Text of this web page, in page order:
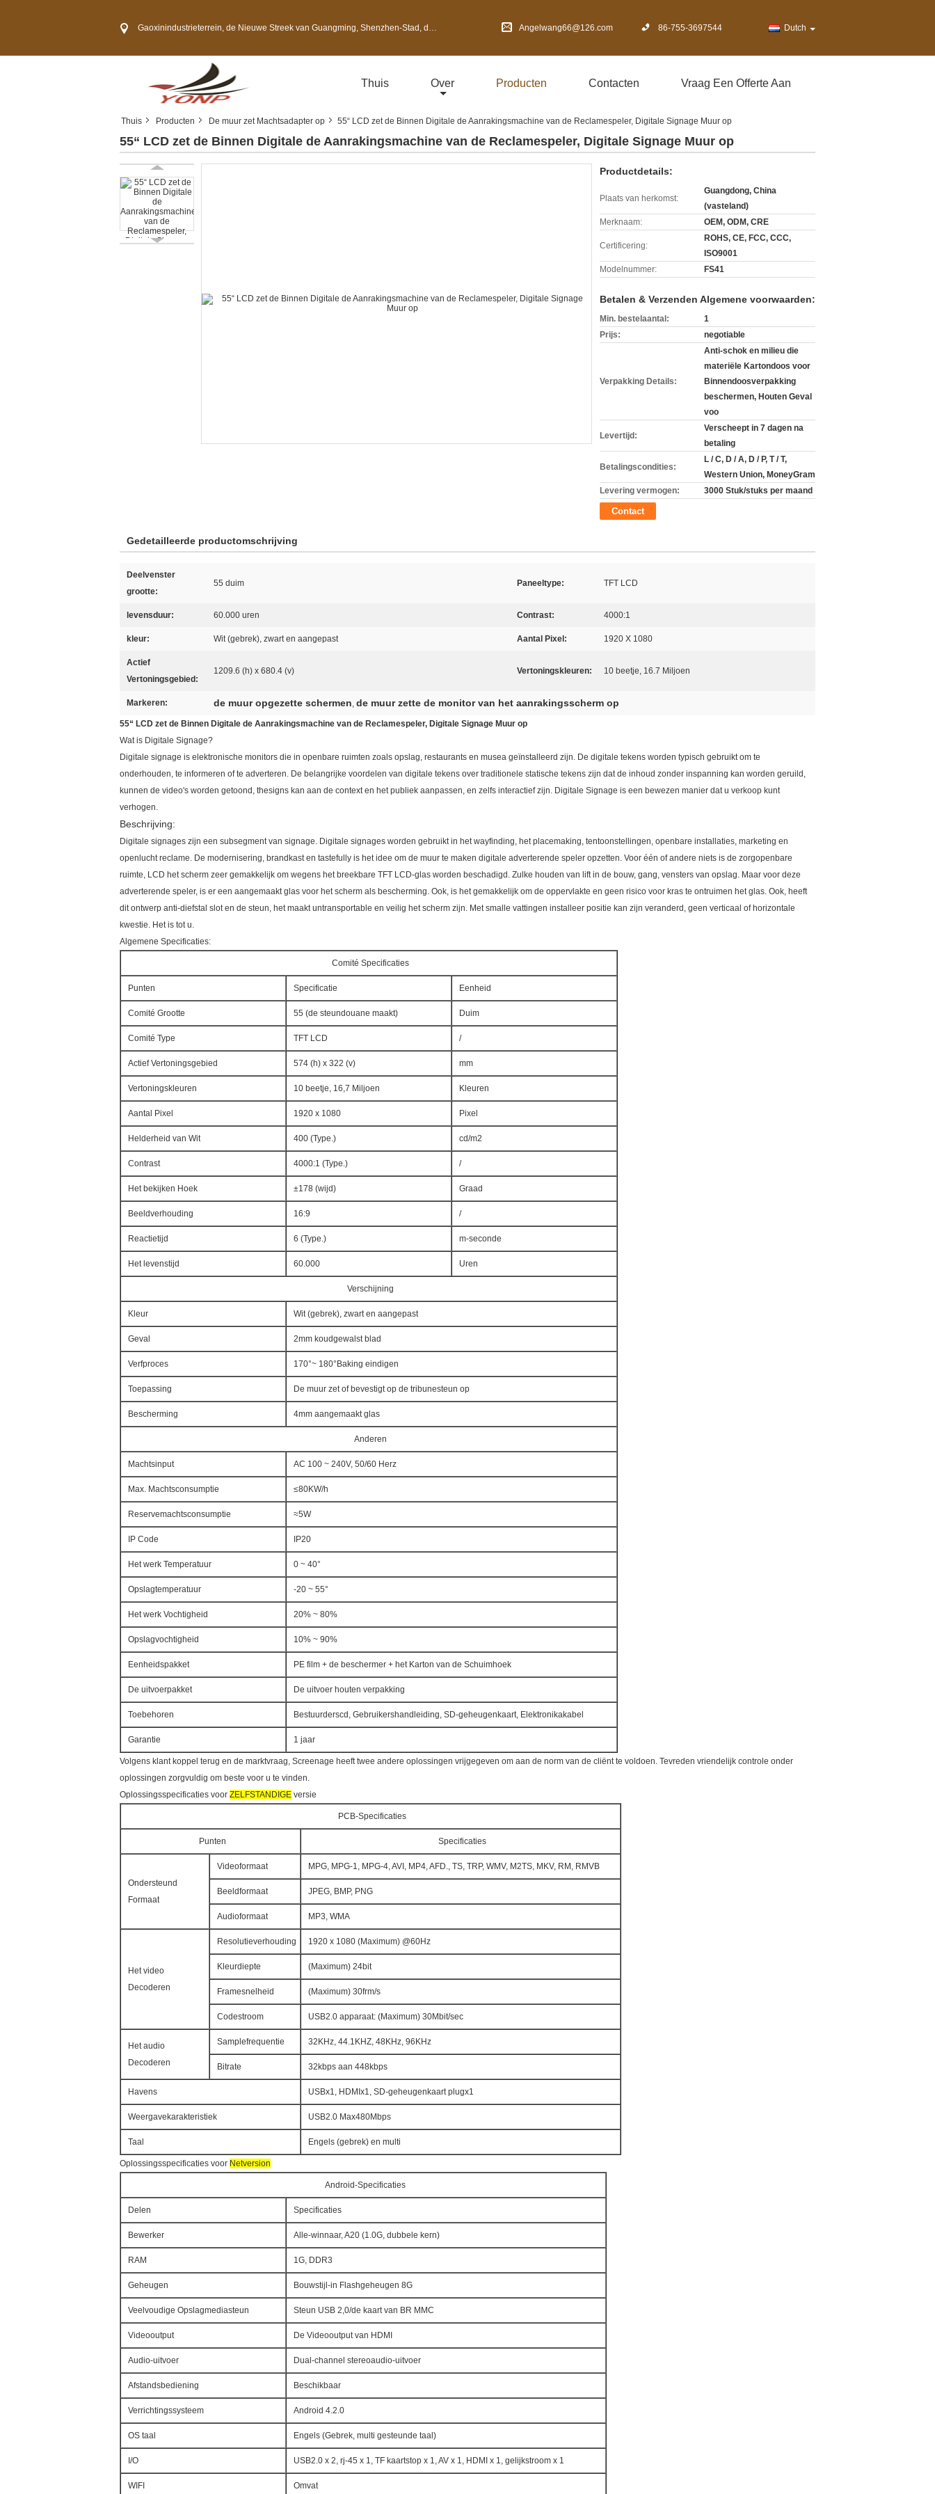
Gaoxinindustrieterrein, de Nieuwe Streek van Guangming, Shenzhen-Stad, de Provincie van Guangdong, China Angelwang66@126.com 86-755-3697544 Dutch
Thuis Over Producten Contacten Vraag Een Offerte Aan
Thuis Producten De muur zet Machtsadapter op 55“ LCD zet de Binnen Digitale de Aanrakingsmachine van de Reclamespeler, Digitale Signage Muur op
55“ LCD zet de Binnen Digitale de Aanrakingsmachine van de Reclamespeler, Digitale Signage Muur op
Productdetails:
Plaats van herkomst:
Guangdong, China
(vasteland)
Merknaam:
OEM, ODM, CRE
Certificering:
ROHS, CE, FCC, CCC,
ISO9001
Modelnummer:
FS41
Betalen & Verzenden Algemene voorwaarden:
Min. bestelaantal:
1
Prijs:
negotiable
Verpakking Details:
Anti-schok en milieu die
materiële Kartondoos voor
Binnendoosverpakking
beschermen, Houten Geval
voo
Levertijd:
Verscheept in 7 dagen na
betaling
Betalingscondities:
L / C, D / A, D / P, T / T,
Western Union, MoneyGram
Levering vermogen:
3000 Stuk/stuks per maand
Contact
Gedetailleerde productomschrijving
Deelvenster
grootte:
55 duim Paneeltype: TFT LCD
levensduur: 60.000 uren Contrast: 4000:1
kleur: Wit (gebrek), zwart en aangepast Aantal Pixel: 1920 X 1080
Actief
Vertoningsgebied:
1209.6 (h) x 680.4 (v) Vertoningskleuren: 10 beetje, 16.7 Miljoen
Markeren: de muur opgezette schermen, de muur zette de monitor van het aanrakingsscherm op
55“ LCD zet de Binnen Digitale de Aanrakingsmachine van de Reclamespeler, Digitale Signage Muur op
Wat is Digitale Signage?
Digitale signage is elektronische monitors die in openbare ruimten zoals opslag, restaurants en musea geïnstalleerd zijn. De digitale tekens worden typisch gebruikt om te
onderhouden, te informeren of te adverteren. De belangrijke voordelen van digitale tekens over traditionele statische tekens zijn dat de inhoud zonder inspanning kan worden geruild,
kunnen de video's worden getoond, thesigns kan aan de context en het publiek aanpassen, en zelfs interactief zijn. Digitale Signage is een bewezen manier dat u verkoop kunt
verhogen.
Beschrijving:
Digitale signages zijn een subsegment van signage. Digitale signages worden gebruikt in het wayfinding, het placemaking, tentoonstellingen, openbare installaties, marketing en
openlucht reclame. De modernisering, brandkast en tastefully is het idee om de muur te maken digitale adverterende speler opzetten. Voor één of andere niets is de zorgopenbare
ruimte, LCD het scherm zeer gemakkelijk om wegens het breekbare TFT LCD-glas worden beschadigd. Zulke houden van lift in de bouw, gang, vensters van opslag. Maar voor deze
adverterende speler, is er een aangemaakt glas voor het scherm als bescherming. Ook, is het gemakkelijk om de oppervlakte en geen risico voor kras te ontruimen het glas. Ook, heeft
dit ontwerp anti-diefstal slot en de steun, het maakt untransportable en veilig het scherm zijn. Met smalle vattingen installeer positie kan zijn veranderd, geen verticaal of horizontale
kwestie. Het is tot u.
Algemene Specificaties:
Comité Specificaties
Punten Specificatie Eenheid
Comité Grootte 55 (de steundouane maakt) Duim
Comité Type TFT LCD /
Actief Vertoningsgebied 574 (h) x 322 (v) mm
Vertoningskleuren 10 beetje, 16,7 Miljoen Kleuren
Aantal Pixel 1920 x 1080 Pixel
Helderheid van Wit 400 (Type.) cd/m2
Contrast 4000:1 (Type.) /
Het bekijken Hoek ±178 (wijd) Graad
Beeldverhouding 16:9 /
Reactietijd 6 (Type.) m-seconde
Het levenstijd 60.000 Uren
Verschijning
Kleur Wit (gebrek), zwart en aangepast
Geval 2mm koudgewalst blad
Verfproces 170°~ 180°Baking eindigen
Toepassing De muur zet of bevestigt op de tribunesteun op
Bescherming 4mm aangemaakt glas
Anderen
Machtsinput AC 100 ~ 240V, 50/60 Herz
Max. Machtsconsumptie ≤80KW/h
Reservemachtsconsumptie ≈5W
IP Code IP20
Het werk Temperatuur 0 ~ 40°
Opslagtemperatuur -20 ~ 55°
Het werk Vochtigheid 20% ~ 80%
Opslagvochtigheid 10% ~ 90%
Eenheidspakket PE film + de beschermer + het Karton van de Schuimhoek
De uitvoerpakket De uitvoer houten verpakking
Toebehoren Bestuurderscd, Gebruikershandleiding, SD-geheugenkaart, Elektronikakabel
Garantie 1 jaar
Volgens klant koppel terug en de marktvraag, Screenage heeft twee andere oplossingen vrijgegeven om aan de norm van de cliënt te voldoen. Tevreden vriendelijk controle onder
oplossingen zorgvuldig om beste voor u te vinden.
Oplossingsspecificaties voor ZELFSTANDIGE versie
PCB-Specificaties
Punten Specificaties
Ondersteund
Formaat
Videoformaat MPG, MPG-1, MPG-4, AVI, MP4, AFD., TS, TRP, WMV, M2TS, MKV, RM, RMVB
Beeldformaat JPEG, BMP, PNG
Audioformaat MP3, WMA
Het video
Decoderen
Resolutieverhouding 1920 x 1080 (Maximum) @60Hz
Kleurdiepte (Maximum) 24bit
Framesnelheid (Maximum) 30frm/s
Codestroom USB2.0 apparaat: (Maximum) 30Mbit/sec
Het audio
Decoderen
Samplefrequentie 32KHz, 44.1KHZ, 48KHz, 96KHz
Bitrate 32kbps aan 448kbps
Havens USBx1, HDMIx1, SD-geheugenkaart plugx1
Weergavekarakteristiek USB2.0 Max480Mbps
Taal Engels (gebrek) en multi
Oplossingsspecificaties voor Netversion
Android-Specificaties
Delen Specificaties
Bewerker Alle-winnaar, A20 (1.0G, dubbele kern)
RAM 1G, DDR3
Geheugen Bouwstijl-in Flashgeheugen 8G
Veelvoudige Opslagmediasteun Steun USB 2,0/de kaart van BR MMC
Videooutput De Videooutput van HDMI
Audio-uitvoer Dual-channel stereoaudio-uitvoer
Afstandsbediening Beschikbaar
Verrichtingssysteem Android 4.2.0
OS taal Engels (Gebrek, multi gesteunde taal)
I/O USB2.0 x 2, rj-45 x 1, TF kaartstop x 1, AV x 1, HDMI x 1, gelijkstroom x 1
WIFI Omvat